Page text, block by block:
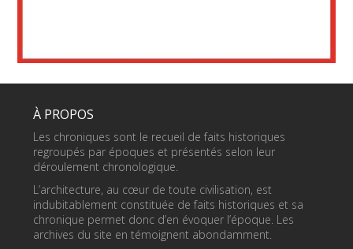
À PROPOS
Les chroniques sont le recueil de faits historiques
regroupés par époques et présentés selon leur
déroulement chronologique.
L’architecture, au cœur de toute civilisation, est
indubitablement constituée de faits historiques et sa
chronique permet donc d’en évoquer l’époque. Les
archives du site en témoignent abondamment.